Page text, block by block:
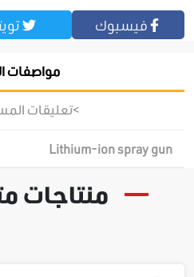
فيسبوك
مواصفات
>تعليقات
Lithium-ion spray gun
منتاجات